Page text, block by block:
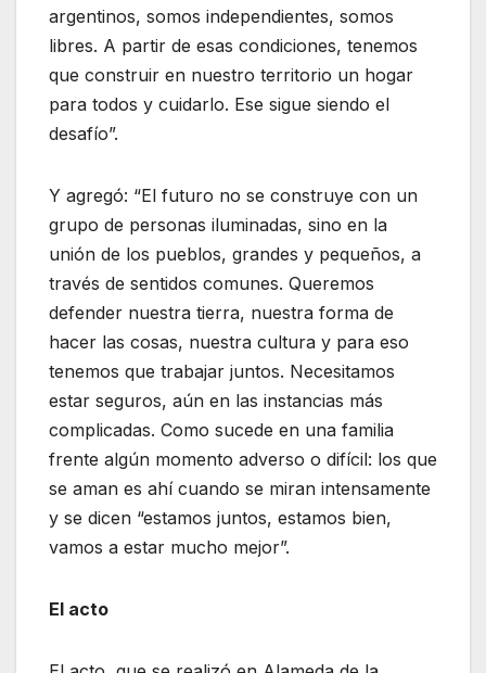
argentinos, somos independientes, somos
libres. A partir de esas condiciones, tenemos
que construir en nuestro territorio un hogar
para todos y cuidarlo. Ese sigue siendo el
desafío”.
Y agregó: “El futuro no se construye con un
grupo de personas iluminadas, sino en la
unión de los pueblos, grandes y pequeños, a
través de sentidos comunes. Queremos
defender nuestra tierra, nuestra forma de
hacer las cosas, nuestra cultura y para eso
tenemos que trabajar juntos. Necesitamos
estar seguros, aún en las instancias más
complicadas. Como sucede en una familia
frente algún momento adverso o difícil: los que
se aman es ahí cuando se miran intensamente
y se dicen “estamos juntos, estamos bien,
vamos a estar mucho mejor”.
El acto